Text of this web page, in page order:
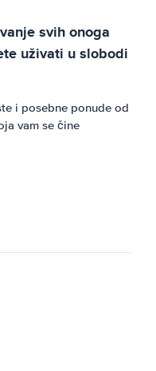
svih onoga
uživati u slobodi
i posebne ponude od
vam se čine